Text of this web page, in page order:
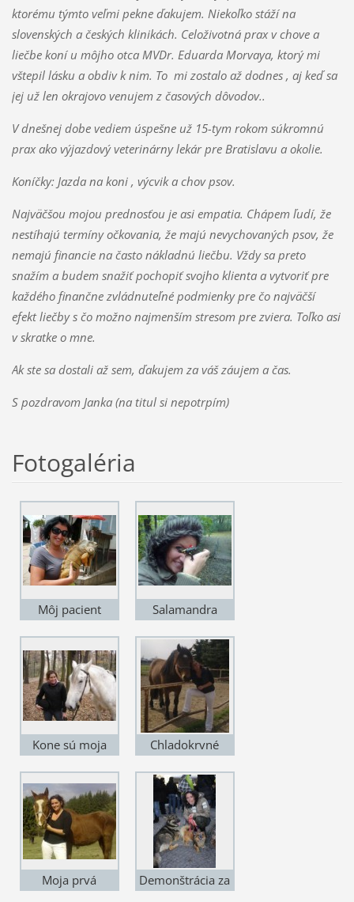
ktorému týmto veľmi pekne ďakujem. Niekoľko stáží na
slovenských a českých klinikách. Celoživotná prax v chove a
liečbe koní u môjho otca MVDr. Eduarda Morvaya, ktorý mi
vštepil lásku a obdiv k nim. To mi zostalo až dodnes , aj keď sa
jej už len okrajovo venujem z časových dôvodov..
V dnešnej dobe vediem úspešne už 15-tym rokom súkromnú
prax ako výjazdový veterinárny lekár pre Bratislavu a okolie.
Koníčky: Jazda na koni , výcvik a chov psov.
Najväčšou mojou prednosťou je asi empatia. Chápem ľudí, že
nestíhajú termíny očkovania, že majú nevychovaných psov, že
nemajú financie na často nákladnú liečbu. Vždy sa preto
snažím a budem snažiť pochopiť svojho klienta a vytvoriť pre
každého finančne zvládnuteľné podmienky pre čo najväčší
efekt liečby s čo možno najmenším stresom pre zviera. Toľko asi
v skratke o mne.
Ak ste sa dostali až sem, ďakujem za váš záujem a čas.
S pozdravom Janka (na titul si nepotrpím)
Fotogaléria
Môj pacient
Salamandra
záchranu som
bojovala niekoľko
rokov.
Kone sú moja
zdedená po
mojom otcovi -
konskom
veterinárovi.
Chladokrvné
Moja prvá
Demonštrácia za